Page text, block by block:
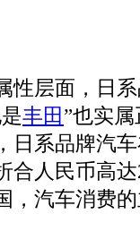
层面，日系
丰田 ”也实
日系品牌汽
合人民币高
，汽车消费